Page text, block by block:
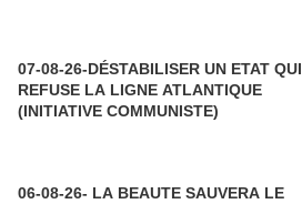
07-08-26-DÉSTABILISER UN ETAT QUI
REFUSE LA LIGNE ATLANTIQUE
(INITIATIVE COMMUNISTE)
06-08-26- LA BEAUTE SAUVERA LE